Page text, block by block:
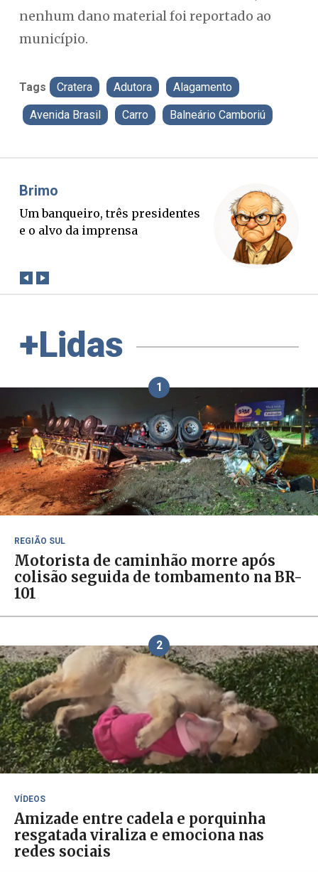
nenhum dano material foi reportado ao
município.
Tags Cratera Adutora Alagamento
Avenida Brasil Carro Balneário Camboriú
Misael Elias
O Boato corre mais rápido que a
verdade. Mas quem paga a
+Lidas
1
REGIÃO SUL
Motorista de caminhão morre após
colisão seguida de tombamento na BR-
101
2
VÍDEOS
Amizade entre cadela e porquinha
resgatada viraliza e emociona nas
redes sociais